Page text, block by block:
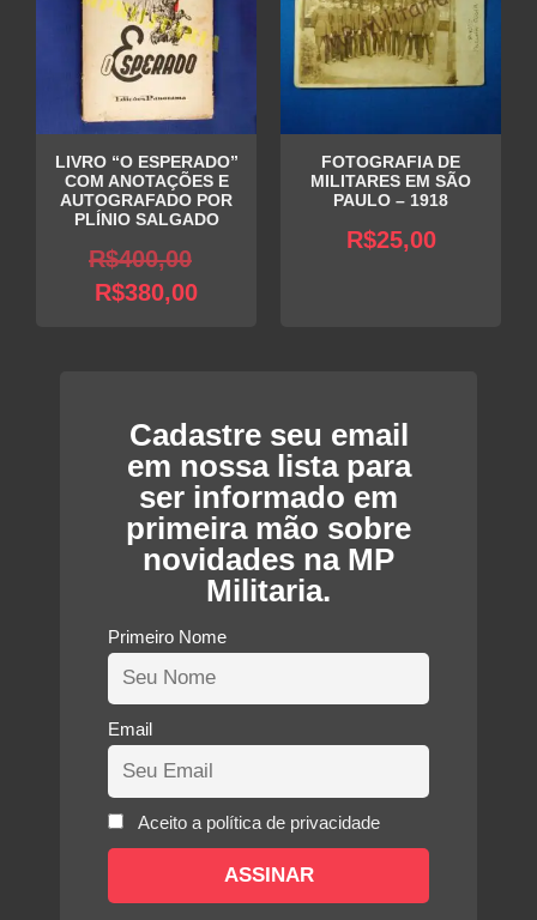
LIVRO “O ESPERADO”
COM ANOTAÇÕES E
AUTOGRAFADO POR
PLÍNIO SALGADO
R$400,00
R$380,00O
R$380,00.
FOTOGRAFIA DE
MILITARES EM SÃO
PAULO – 1918
R$25,00
Cadastre seu email
em nossa lista para
ser informado em
primeira mão sobre
novidades na MP
Militaria.
Primeiro Nome
Email
Aceito a política de privacidade